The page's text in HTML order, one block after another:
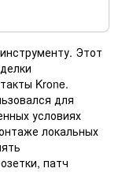
Этот
Krone.
для
условиях
локальных
патч